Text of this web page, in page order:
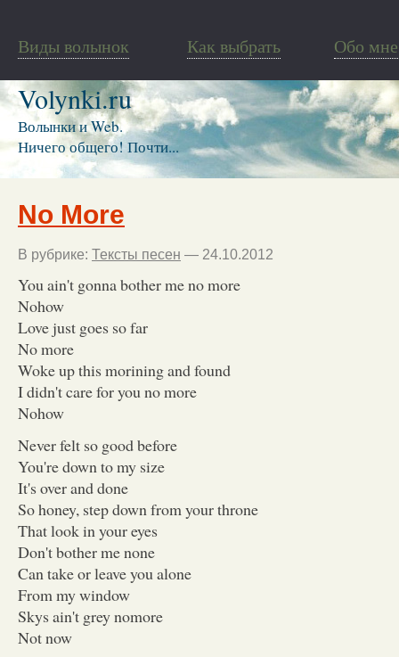
Виды волынок Как выбрать Обо мне
Volynki.ru
Волынки и Web.
Ничего общего! Почти...
No More
В рубрике: Тексты песен — 24.10.2012
You ain't gonna bother me no more
Nohow
Love just goes so far
No more
Woke up this morining and found
I didn't care for you no more
Nohow
Never felt so good before
You're down to my size
It's over and done
So honey, step down from your throne
That look in your eyes
Don't bother me none
Can take or leave you alone
From my window
Skys ain't grey nomore
Not now